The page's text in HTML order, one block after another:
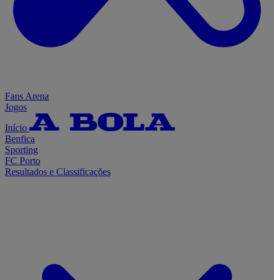
Fans Arena
Jogos
Início
Benfica
Sporting
FC Porto
Resultados e Classificações